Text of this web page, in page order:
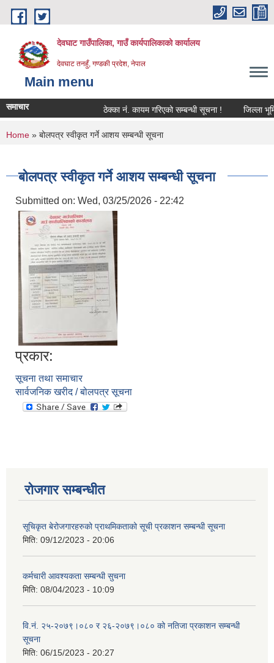
Skip to main content
देवघाट गाउँपालिका, गाउँ कार्यपालिकाको कार्यालय
देवघाट तनहुँ, गण्डकी प्रदेश, नेपाल
Main menu
समाचार ठेक्का नंं. कायम गरिएको सम्बन्धी सूचना ! जिल्ला
You are here
Home » बोलपत्र स्वीकृत गर्ने आशय सम्बन्धी सूचना
बोलपत्र स्वीकृत गर्ने आशय सम्बन्धी सूचना
Submitted on: Wed, 03/25/2026 - 22:42
प्रकार:
सूचना तथा समाचार
सार्वजनिक खरीद / बोलपत्र सूचना
रोजगार सम्बन्धीत
सूचिकृत बेरोजगारहरुको प्राथमिकताको सूची प्रकाशन सम्बन्धी सूचना
मिति: 09/12/2023 - 20:06
कर्मचारी आवश्यकता सम्बन्धी सुचना
मिति: 08/04/2023 - 10:09
वि.नं. २५-२०७९।०८० र २६-२०७९।०८० को नतिजा प्रकाशन सम्बन्धी
सूचना
मिति: 06/15/2023 - 20:27